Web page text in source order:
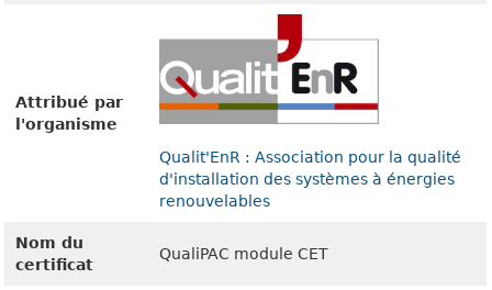
Attribué par
l'organisme
Qualit'EnR : Association pour la qualité
d'installation des systèmes à énergies
renouvelables
Nom du
certificat
QualiPAC module CET